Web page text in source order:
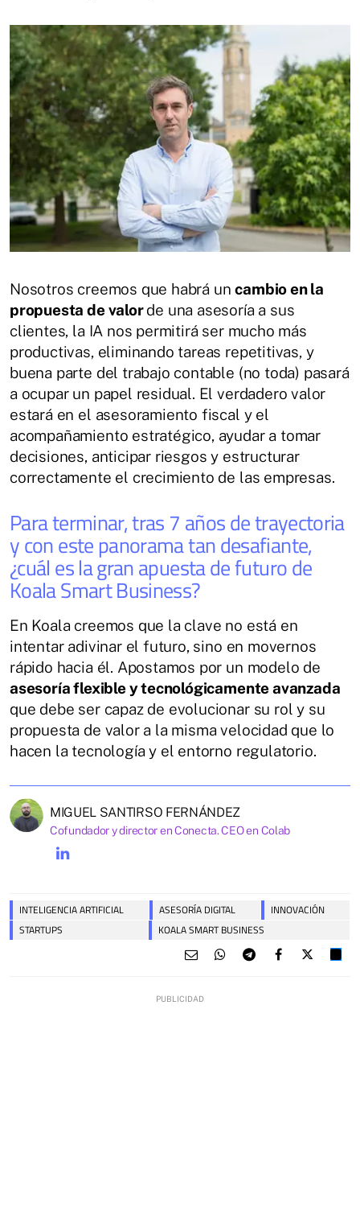
Nosotros creemos que habrá uncambio en la
propuesta de valorde una asesoría a sus
clientes, la IA nos permitirá ser mucho más
productivas, eliminando tareas repetitivas, y
buena parte del trabajo contable (no toda) pasará
a ocupar un papel residual. El verdadero valor
estará en el asesoramiento fiscal y el
acompañamiento estratégico, ayudar a tomar
decisiones, anticipar riesgos y estructurar
correctamente el crecimiento de las empresas.
Para terminar, tras 7 años de trayectoria
y con este panorama tan desafiante,
¿cuál es la gran apuesta de futuro de
Koala Smart Business?
En Koala creemos que la clave no está en
intentar adivinar el futuro, sino en movernos
rápido hacia él. Apostamos por un modelo de
asesoría flexible y tecnológicamente avanzada
que debe ser capaz de evolucionar su rol y su
propuesta de valor a la misma velocidad que lo
hacen la tecnología y el entorno regulatorio.
MIGUEL SANTIRSO FERNÁNDEZ
Cofundador y director en Conecta. CEO en Colab
INTELIGENCIA ARTIFICIAL ASESORÍA DIGITAL
INNOVACIÓN
STARTUPS
KOALA SMART BUSINESS